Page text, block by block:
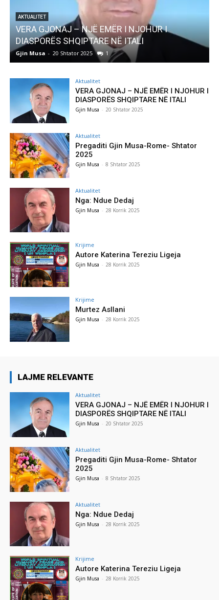
AKTUALITET
VERA GJONAJ – NJË EMËR I NJOHUR I
DIASPORËS SHQIPTARE NË ITALI
Gjin Musa - 20 Shtator 2025 1
Aktualitet
VERA GJONAJ – NJË EMËR I NJOHUR I
DIASPORËS SHQIPTARE NË ITALI
Gjin Musa - 20 Shtator 2025
Aktualitet
Pregaditi Gjin Musa-Rome- Shtator
2025
Gjin Musa - 8 Shtator 2025
Aktualitet
Nga: Ndue Dedaj
Gjin Musa - 28 Korrik 2025
Krijime
Autore Katerina Tereziu Ligeja
Gjin Musa - 28 Korrik 2025
Krijime
Murtez Asllani
Gjin Musa - 28 Korrik 2025
LAJME RELEVANTE
Aktualitet
VERA GJONAJ – NJË EMËR I NJOHUR I
DIASPORËS SHQIPTARE NË ITALI
Gjin Musa - 20 Shtator 2025
Aktualitet
Pregaditi Gjin Musa-Rome- Shtator
2025
Gjin Musa - 8 Shtator 2025
Aktualitet
Nga: Ndue Dedaj
Gjin Musa - 28 Korrik 2025
Krijime
Autore Katerina Tereziu Ligeja
Gjin Musa - 28 Korrik 2025